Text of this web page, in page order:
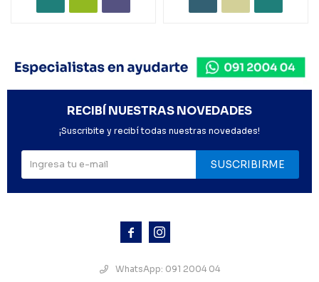
 
WhatsApp: 091 2004 04
RECIBÍ NUESTRAS NOVEDADES
¡Suscribite y recibí todas nuestras novedades!
SUSCRIBIRME